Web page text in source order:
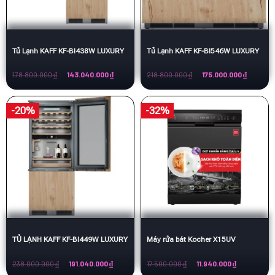
Tủ Lạnh KAFF KF-BI438W LUXURY
178.800.000₫
Giá
là:
178.800.000 ₫.
143.040.000₫Giá
hiện
tại
là:
143.040.000 ₫.
Tủ Lạnh KAFF KF-BI546W LUXURY
218.800.000₫
Giá
là:
218.800.000 ₫.
175.000.000₫Giá
hiện
tại
là:
-20%
TỦ LẠNH KAFF KF-BI449W LUXURY
238.000.000₫
Giá191.040.000₫Giá
hiện
-32%
Máy rửa bát Kocher X15UV
17.500.000₫
Giá11.940.000₫Giá
hiện